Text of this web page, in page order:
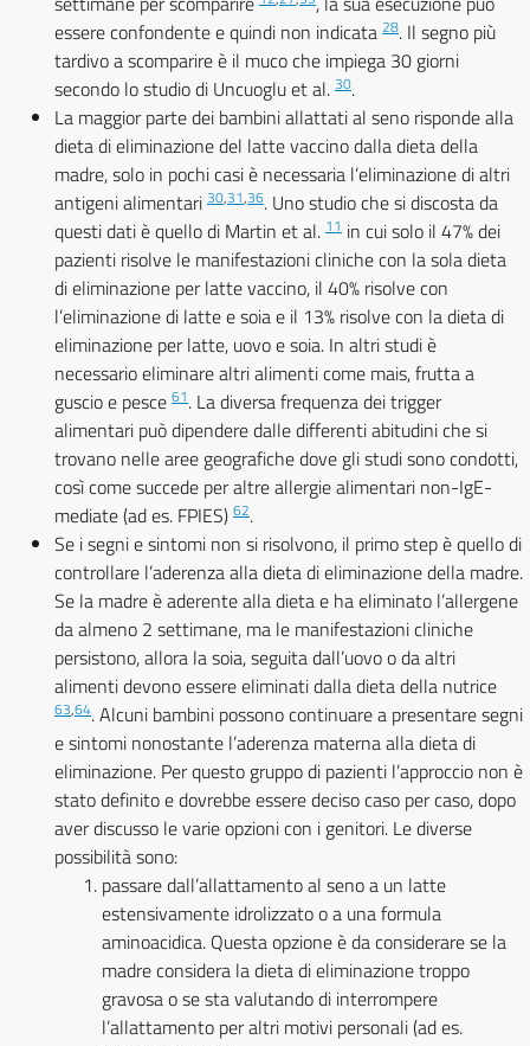
essere confondente e quindi non indicata 28. Il segno più
tardivo a scomparire è il muco che impiega 30 giorni
secondo lo studio di Uncuoglu et al. 30.
La maggior parte dei bambini allattati al seno risponde alla
dieta di eliminazione del latte vaccino dalla dieta della
madre, solo in pochi casi è necessaria l’eliminazione di altri
antigeni alimentari 30,31,36. Uno studio che si discosta da
questi dati è quello di Martin et al. 11 in cui solo il 47% dei
pazienti risolve le manifestazioni cliniche con la sola dieta
di eliminazione per latte vaccino, il 40% risolve con
l’eliminazione di latte e soia e il 13% risolve con la dieta di
eliminazione per latte, uovo e soia. In altri studi è
necessario eliminare altri alimenti come mais, frutta a
guscio e pesce 61. La diversa frequenza dei trigger
alimentari può dipendere dalle differenti abitudini che si
trovano nelle aree geografiche dove gli studi sono condotti,
così come succede per altre allergie alimentari non-IgE-
mediate (ad es. FPIES) 62.
Se i segni e sintomi non si risolvono, il primo step è quello di
controllare l’aderenza alla dieta di eliminazione della madre.
Se la madre è aderente alla dieta e ha eliminato l’allergene
da almeno 2 settimane, ma le manifestazioni cliniche
persistono, allora la soia, seguita dall’uovo o da altri
alimenti devono essere eliminati dalla dieta della nutrice
63,64. Alcuni bambini possono continuare a presentare segni
e sintomi nonostante l’aderenza materna alla dieta di
eliminazione. Per questo gruppo di pazienti l’approccio non è
stato definito e dovrebbe essere deciso caso per caso, dopo
aver discusso le varie opzioni con i genitori. Le diverse
possibilità sono:
passare dall’allattamento al seno a un latte
estensivamente idrolizzato o a una formula
aminoacidica. Questa opzione è da considerare se la
madre considera la dieta di eliminazione troppo
gravosa o se sta valutando di interrompere
l’allattamento per altri motivi personali (ad es.